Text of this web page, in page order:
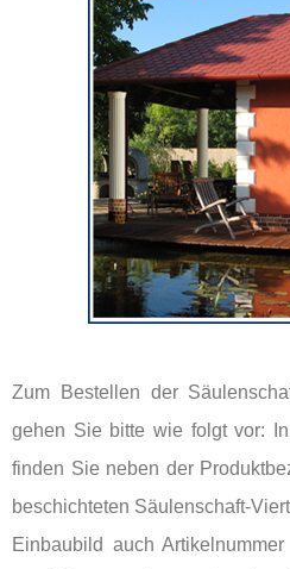
Zum Bestellen der
gehen Sie bitte wie folgt vor:
finden Sie neben der
beschichteten Säulenschaft-
Einbaubild auch